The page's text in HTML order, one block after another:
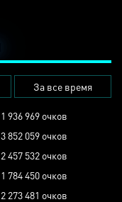
За все время
1 936 969 очков
3 852 059 очков
2 457 532 очков
1 784 450 очков
2 273 481 очков